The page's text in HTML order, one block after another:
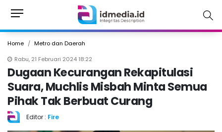
Home
Metro dan Daerah
Rabu, 21 Februari 2024 18:22
Dugaan Kecurangan Rekapitulasi
Suara, Muchlis Misbah Minta Semua
Pihak Tak Berbuat Curang
Editor : Fire